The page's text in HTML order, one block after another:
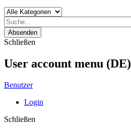
Absenden
Schließen
User account menu (DE)
Benutzer
Login
Schließen